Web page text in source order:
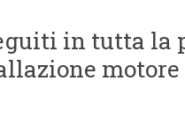
in tutta la